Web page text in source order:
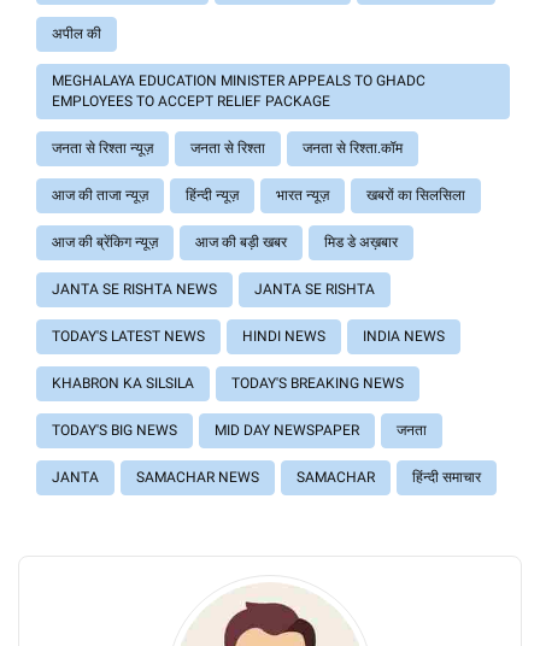
अपील की
MEGHALAYA EDUCATION MINISTER APPEALS TO GHADC
EMPLOYEES TO ACCEPT RELIEF PACKAGE
जनता से रिश्ता न्यूज़ जनता से रिश्ता जनता से रिश्ता.कॉम
आज की ताजा न्यूज़ हिंन्दी न्यूज़ भारत न्यूज़ खबरों का सिलसिला
आज की ब्रेंकिग न्यूज़ आज की बड़ी खबर मिड डे अख़बार
JANTA SE RISHTA NEWS JANTA SE RISHTA
TODAY'S LATEST NEWS HINDI NEWS INDIA NEWS
KHABRON KA SILSILA TODAY'S BREAKING NEWS
TODAY'S BIG NEWS MID DAY NEWSPAPER जनता
JANTA SAMACHAR NEWS SAMACHAR हिंन्दी समाचार